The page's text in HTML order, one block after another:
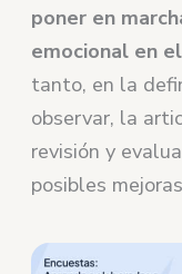
poner en
emocional en
tanto, en la
observar, la
revisión y
posibles